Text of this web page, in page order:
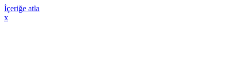
İçeriğe atla
x